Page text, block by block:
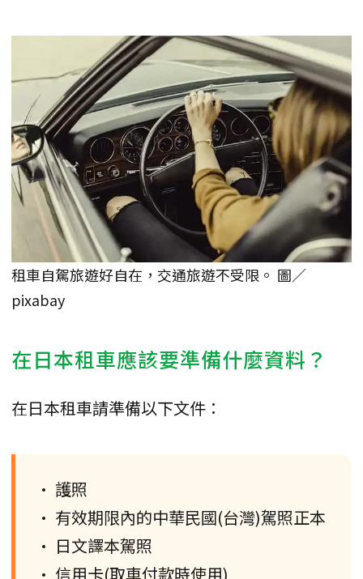
租車自駕旅遊好自在，交通旅遊不受限。 圖／
pixabay
在日本租車應該要準備什麼資料？
在日本租車請準備以下文件：
• 護照
• 有效期限內的中華民國(台灣)駕照正本
• 日文譯本駕照
• 信用卡(取車付款時使用)